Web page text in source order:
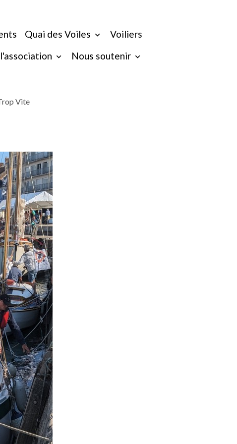
Quai des Voiles
Voiliers
Nous soutenir
Vite